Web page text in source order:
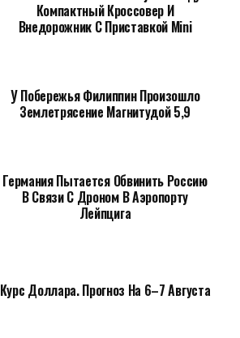
Компактный Кроссовер И
Внедорожник С Приставкой Mini
У Побережья Филиппин Произошло
Землетрясение Магнитудой 5,9
Германия Пытается Обвинить Россию
В Связи С Дроном В Аэропорту
Лейпцига
Курс Доллара. Прогноз На 6–7 Августа